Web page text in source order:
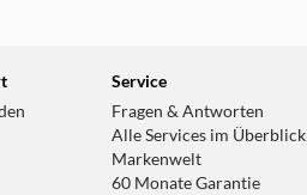
Service
Fragen & Antworten
Alle Services im Überblick
Markenwelt
60 Monate Garantie